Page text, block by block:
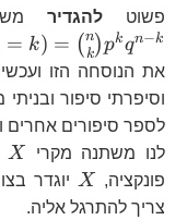
פשוטלהגדיר
= k) = ( k
n)pkqn−k
X
את הנוסחה הזו
וסיפרתי סיפור
לספר סיפורים אחרים
לנו משתנה מקרי
X
פונקציה, X יוגדר
צריך להתרגל אליה.